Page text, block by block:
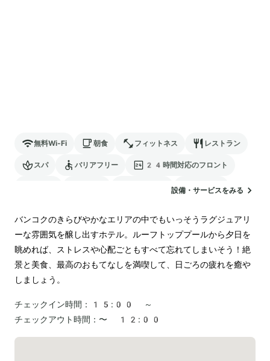
無料Wi-Fi 朝食 フィットネス レストラン
スパ バリアフリー 24時間対応のフロント
空港送迎
設備・サービスをみる
バンコクのきらびやかなエリアの中でもいっそうラグジュアリ
ーな雰囲気を醸し出すホテル。ルーフトッププールから夕日を
眺めれば、ストレスや心配ごともすべて忘れてしまいそう！絶
景と美食、最高のおもてなしを満喫して、日ごろの疲れを癒や
しましょう。
チェックイン時間：
15:00 ～
チェックアウト時間： 〜 12:00